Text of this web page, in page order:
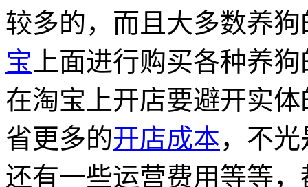
较多的，而且大多数养
宝 上面进行购买各种养
在淘宝上开店要避开实
省更多的开店成本，不
还有一些运营费用等等